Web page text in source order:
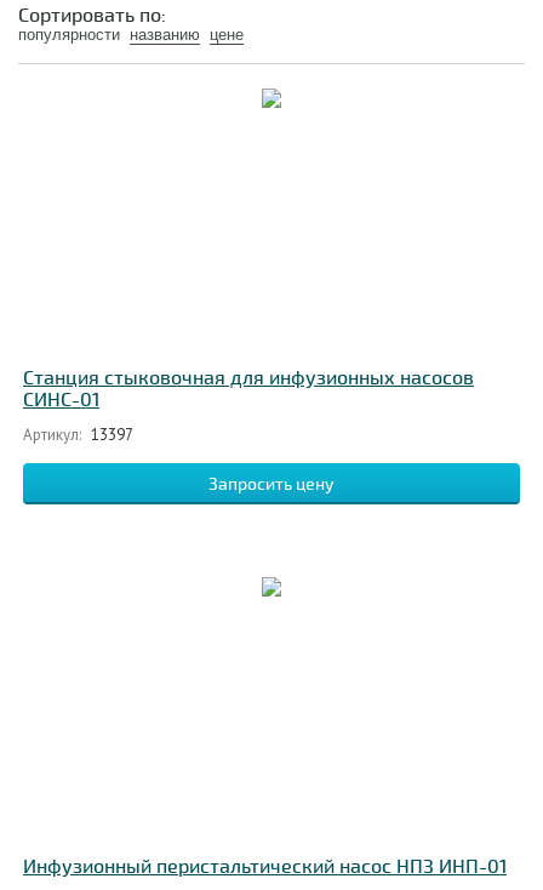
Сортировать по:
популярности названию цене
Станция стыковочная для инфузионных насосов
СИНС-01
Артикул: 13397
Запросить цену
Инфузионный перистальтический насос НПЗ ИНП-01